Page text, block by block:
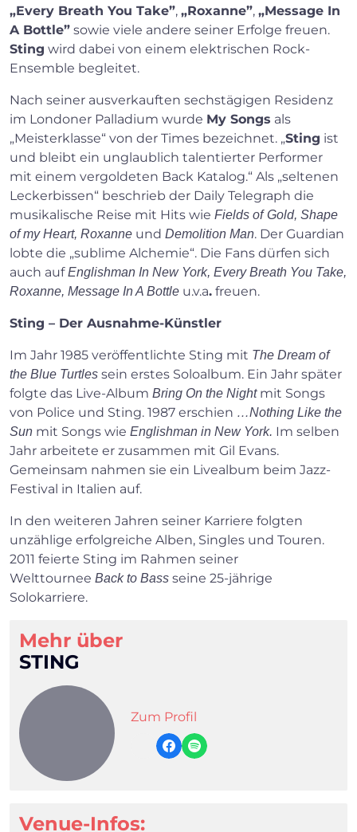
„Every Breath You Take”, „Roxanne”, „Message In
A Bottle” sowie viele andere seiner Erfolge freuen.
Sting wird dabei von einem elektrischen Rock-
Ensemble begleitet.
Nach seiner ausverkauften sechstägigen Residenz
im Londoner Palladium wurde My Songs als
„Meisterklasse“ von der Times bezeichnet. „Sting ist
und bleibt ein unglaublich talentierter Performer
mit einem vergoldeten Back Katalog.“ Als „seltenen
Leckerbissen“ beschrieb der Daily Telegraph die
musikalische Reise mit Hits wie Fields of Gold, Shape
of my Heart, Roxanne und Demolition Man. Der Guardian
lobte die „sublime Alchemie“. Die Fans dürfen sich
auch aufEnglishman In New York, Every Breath You Take,
Roxanne, Message In A Bottle u.v.a. freuen.
Sting – Der Ausnahme-Künstler
Im Jahr 1985 veröffentlichte Sting mit The Dream of
the Blue Turtles sein erstes Soloalbum. Ein Jahr später
folgte das Live-Album Bring On the Nightmit Songs
von Police und Sting. 1987 erschien …Nothing Like the
Sun mit Songs wie Englishman in New York. Im selben
Jahr arbeitete er zusammen mit Gil Evans.
Gemeinsam nahmen sie ein Livealbum beim Jazz-
Festival in Italien auf.
In den weiteren Jahren seiner Karriere folgten
unzählige erfolgreiche Alben, Singles und Touren.
2011 feierte Sting im Rahmen seiner
Welttournee Back to Bass seine 25-jährige
Solokarriere.
Mehr über
STING
Zum Profil
Venue-Infos: